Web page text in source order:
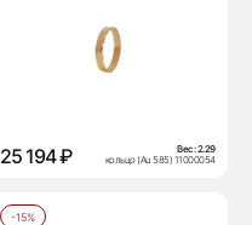
25 194 ₽ Вес:2.29
кольцо (Au 585) 11000054
-15%